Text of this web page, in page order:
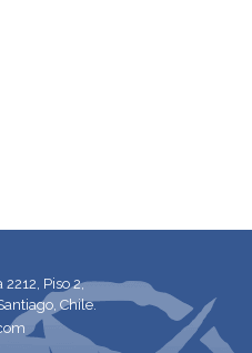
Piso 2,
Chile.